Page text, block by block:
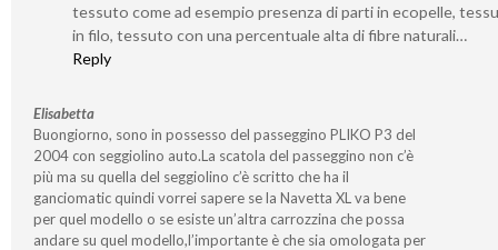
tessuto come ad esempio presenza di parti in ecopelle,
in filo, tessuto con una percentuale alta di fibre naturali…
Reply
Elisabetta
Buongiorno, sono in possesso del passeggino PLIKO P3 del
2004 con seggiolino auto.La scatola del passeggino non c’è
più ma su quella del seggiolino c’è scritto che ha il
ganciomatic quindi vorrei sapere se la Navetta XL va bene
per quel modello o se esiste un’altra carrozzina che possa
andare su quel modello,l’importante è che sia omologata per